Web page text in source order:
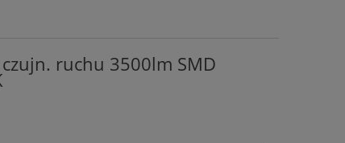
czujn. ruchu 3500lm SMD